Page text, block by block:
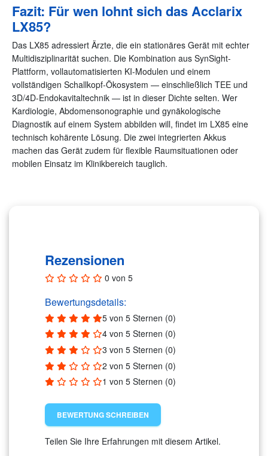
Fazit: Für wen lohnt sich das Acclarix
LX85?
Das LX85 adressiert Ärzte, die ein stationäres Gerät mit echter
Multidisziplinarität suchen. Die Kombination aus SynSight-
Plattform, vollautomatisierten KI-Modulen und einem
vollständigen Schallkopf-Ökosystem — einschließlich TEE und
3D/4D-Endokavitaltechnik — ist in dieser Dichte selten. Wer
Kardiologie, Abdomensonographie und gynäkologische
Diagnostik auf einem System abbilden will, findet im LX85 eine
technisch kohärente Lösung. Die zwei integrierten Akkus
machen das Gerät zudem für flexible Raumsituationen oder
mobilen Einsatz im Klinikbereich tauglich.
Rezensionen
0 von 5
Bewertungsdetails:
5 von 5 Sternen (0)
4 von 5 Sternen (0)
3 von 5 Sternen (0)
2 von 5 Sternen (0)
1 von 5 Sternen (0)
BEWERTUNG SCHREIBEN
Teilen Sie Ihre Erfahrungen mit diesem Artikel.